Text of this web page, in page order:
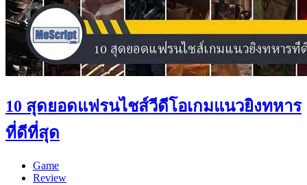
10 สุดยอดแฟรนไชส์วีดีโอเกมแนวยิงทหาร
ที่ดีที่สุด
Game
Review